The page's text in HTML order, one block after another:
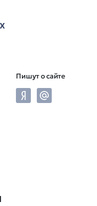
Пишут о сайте